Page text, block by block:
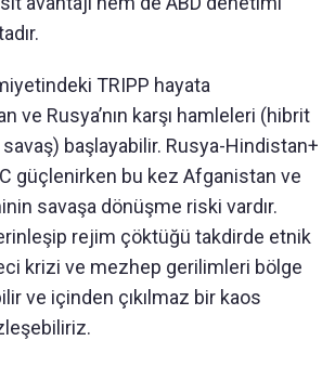
TRIPP hayata
ve Rusya’nın karşı hamleleri (hibrit
başlayabilir. Rusya-Hindistan+
güçlenirken bu kez Afganistan ve
savaşa dönüşme riski vardır.
rejim çöktüğü takdirde etnik
krizi ve mezhep gerilimleri bölge
ve içinden çıkılmaz bir kaos